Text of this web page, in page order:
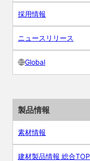
採用情報
ニュースリリース
Global
製品情報
素材情報
建材製品情報 総合TOP